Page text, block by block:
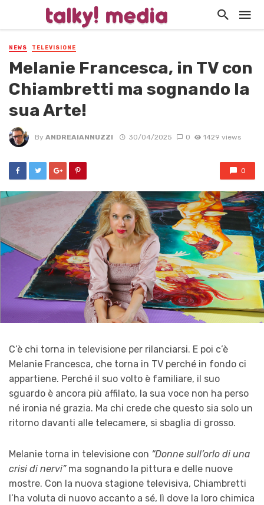
NEWS TELEVISIONE
Melanie Francesca, in TV con
Chiambretti ma sognando la
sua Arte!
By ANDREAIANNUZZI 30/04/2025 0 1429 views
0
C’è chi torna in televisione per rilanciarsi. E poi c’è
Melanie Francesca, che torna in TV perché in fondo ci
appartiene. Perché il suo volto è familiare, il suo
sguardo è ancora più affilato, la sua voce non ha perso
né ironia né grazia. Ma chi crede che questo sia solo un
ritorno davanti alle telecamere, si sbaglia di grosso.
Melanie torna in televisione con “Donne sull’orlo di una
crisi di nervi”ma sognando la pittura e delle nuove
mostre. Con la nuova stagione televisiva, Chiambretti
l’ha voluta di nuovo accanto a sé, lì dove la loro chimica